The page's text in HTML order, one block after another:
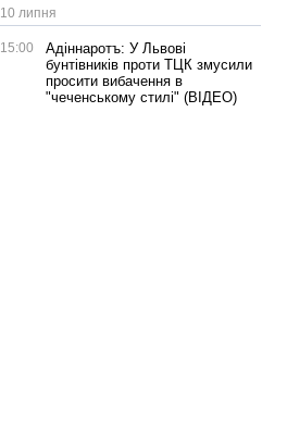
10 липня
15:00
Адіннаротъ: У Львові
бунтівників проти ТЦК змусили
просити вибачення в
"чеченському стилі" (ВІДЕО)